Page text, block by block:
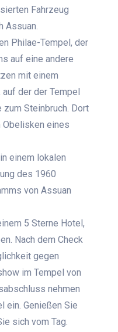
Fahrzeug
Assuan.
Philae-Tempel, der
auf eine andere
mit einem
der der Tempel
zum Steinbruch. Dort
Obelisken eines
einem lokalen
des 1960
von Assuan
5 Sterne Hotel,
Nach dem Check
gegen
im Tempel von
nehmen
ein. Genießen Sie
sich vom Tag.